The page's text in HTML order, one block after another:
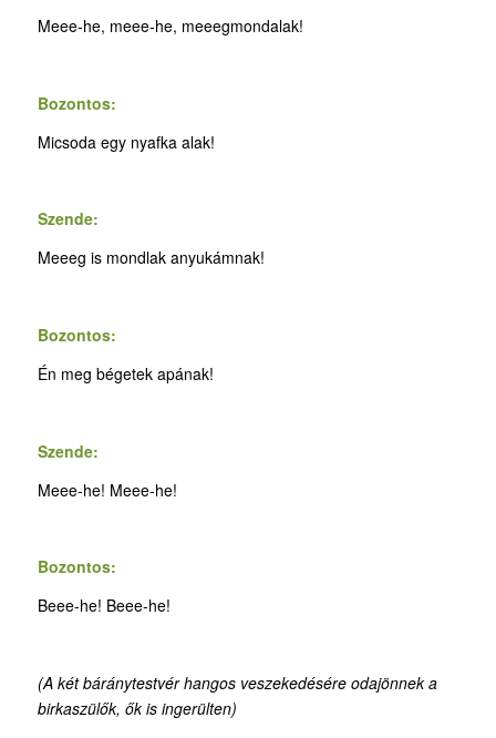
Meee-he, meee-he, meeegmondalak!
Bozontos:
Micsoda egy nyafka alak!
Szende:
Meeeg is mondlak anyukámnak!
Bozontos:
Én meg bégetek apának!
Szende:
Meee-he! Meee-he!
Bozontos:
Beee-he! Beee-he!
(A két báránytestvér hangos veszekedésére odajönnek a
birkaszülők, ők is ingerülten)